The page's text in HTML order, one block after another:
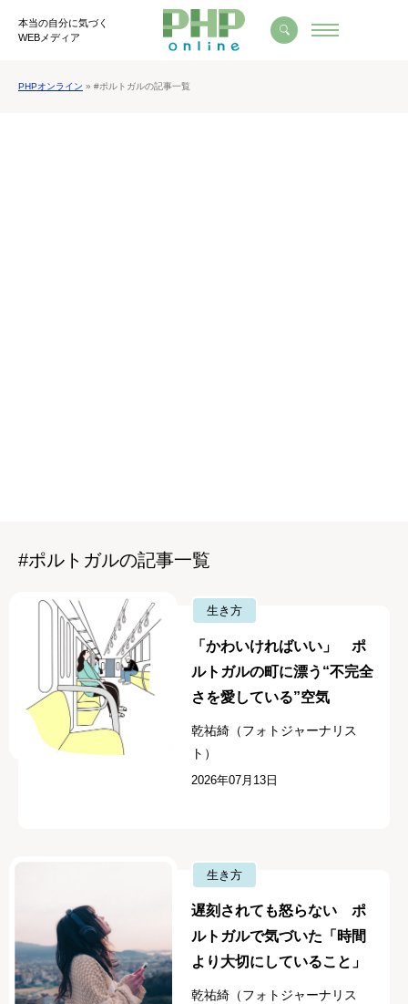
本当の自分に気づく
WEBメディア
PHPオンライン » #ポルトガルの記事一覧
#ポルトガルの記事一覧
生き方
「かわいければいい」 ポ
ルトガルの町に漂う“不完全
さを愛している”空気
乾祐綺（フォトジャーナリス
ト）
2026年07月13日
生き方
遅刻されても怒らない ポ
ルトガルで気づいた「時間
より大切にしていること」
乾祐綺（フォトジャーナリス